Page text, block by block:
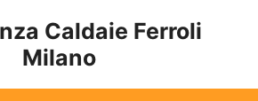
Caldaie Ferroli
Milano